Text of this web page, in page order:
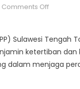
Comments Offon
Sulawesi
Tengah
Tojo
Sulawesi
ketertiban
dalam menjaga